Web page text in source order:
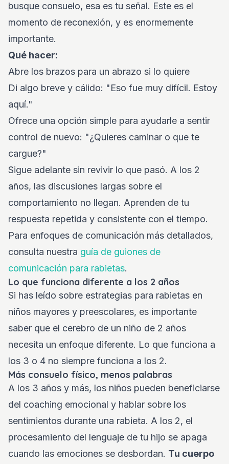
busque consuelo, esa es tu señal. Este es el
momento de reconexión, y es enormemente
importante.
Qué hacer:
Abre los brazos para un abrazo si lo quiere
Di algo breve y cálido: "Eso fue muy difícil. Estoy
aquí."
Ofrece una opción simple para ayudarle a sentir
control de nuevo: "¿Quieres caminar o que te
cargue?"
Sigue adelante sin revivir lo que pasó. A los 2
años, las discusiones largas sobre el
comportamiento no llegan. Aprenden de tu
respuesta repetida y consistente con el tiempo.
Para enfoques de comunicación más detallados,
consulta nuestra guía de guiones de
comunicación para rabietas.
Lo que funciona diferente a los 2 años
Si has leído sobre estrategias para rabietas en
niños mayores y preescolares, es importante
saber que el cerebro de un niño de 2 años
necesita un enfoque diferente. Lo que funciona a
los 3 o 4 no siempre funciona a los 2.
Más consuelo físico, menos palabras
A los 3 años y más, los niños pueden beneficiarse
del coaching emocional y hablar sobre los
sentimientos durante una rabieta. A los 2, el
procesamiento del lenguaje de tu hijo se apaga
cuando las emociones se desbordan. Tu cuerpo